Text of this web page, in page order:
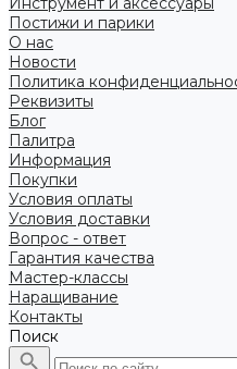
Постижи и парики
О нас
Новости
Политика
Реквизиты
Блог
Палитра
Информация
Покупки
Условия оплаты
Условия доставки
Вопрос - ответ
Гарантия качества
Мастер-классы
Наращивание
Контакты
Поиск